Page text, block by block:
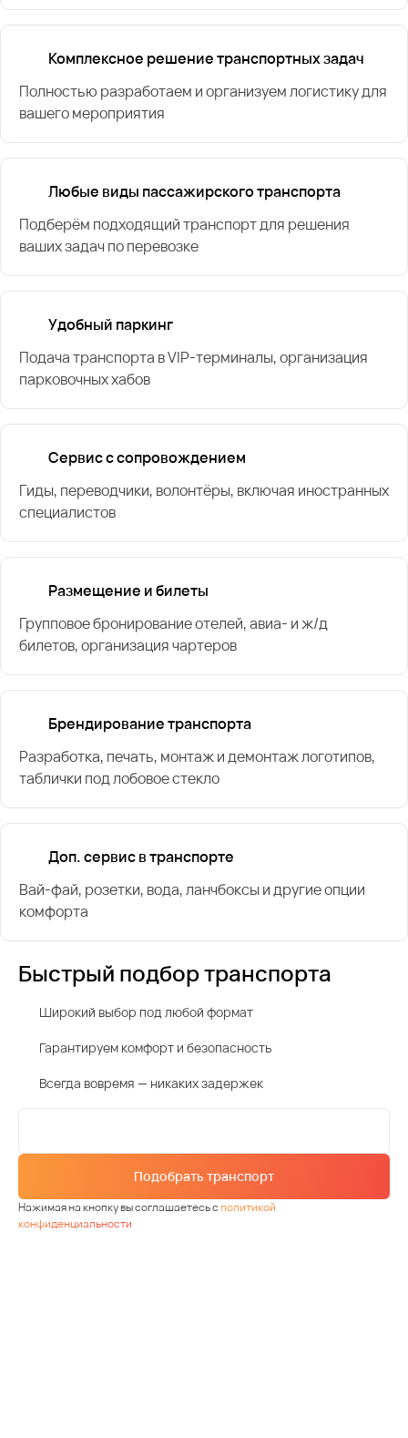
Комплексное решение транспортных задач
Полностью разработаем и организуем логистику для
вашего мероприятия
Любые виды пассажирского транспорта
Подберём подходящий транспорт для решения
ваших задач по перевозке
Удобный паркинг
Подача транспорта в VIP-терминалы, организация
парковочных хабов
Сервис с сопровождением
Гиды, переводчики, волонтёры, включая иностранных
специалистов
Размещение и билеты
Групповое бронирование отелей, авиа- и ж/д
билетов, организация чартеров
Брендирование транспорта
Разработка, печать, монтаж и демонтаж логотипов,
таблички под лобовое стекло
Доп. сервис в транспорте
Вай-фай, розетки, вода, ланчбоксы и другие опции
комфорта
Быстрый подбор транспорта
Широкий выбор под любой формат
Гарантируем комфорт и безопасность
Всегда вовремя — никаких задержек
Подобрать транспорт
Нажимая на кнопку вы соглашаетесь сполитикой
конфиденциальности